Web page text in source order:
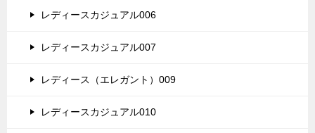
レディースカジュアル006
レディースカジュアル007
レディース（エレガント）009
レディースカジュアル010